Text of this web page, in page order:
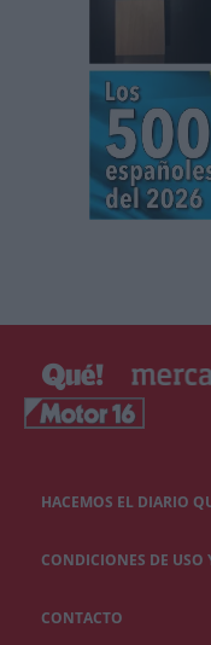
HACEMOS EL DIARIO
CONDICIONES DE USO
CONTACTO